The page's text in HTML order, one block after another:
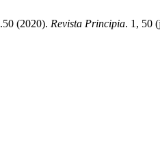
(2020). Revista Principia. 1, 50